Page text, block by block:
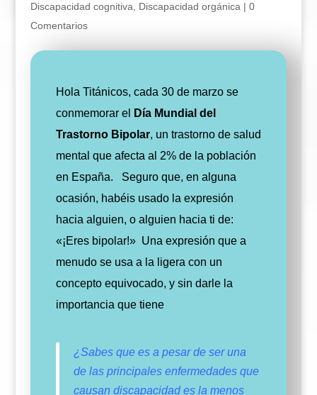
Discapacidad cognitiva
Discapacidad orgánica | 0
Comentarios
Hola Titánicos, cada 30 de marzo se
conmemorar el
Día Mundial del
Trastorno Bipolar, un trastorno de salud
mental que afecta al 2% de la población
en España.
Seguro que, en alguna
ocasión, habéis usado la expresión
hacia alguien, o alguien hacia ti de:
«¡Eres bipolar!» Una expresión que a
menudo se usa a la ligera con un
concepto equivocado, y sin darle la
importancia que tiene
¿Sabes que es a pesar de ser una
de las principales enfermedades que
causan discapacidad es la menos